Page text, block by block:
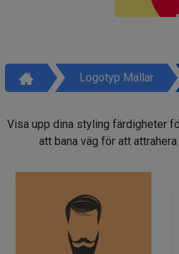
Logotyp Mallar
Visa upp dina styling färdigheter
att bana väg för att